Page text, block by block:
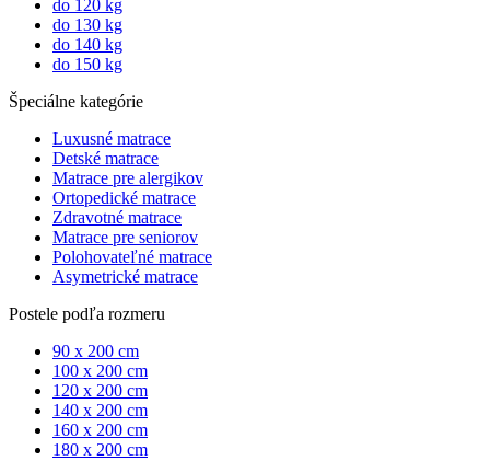
do 120 kg
do 130 kg
do 140 kg
do 150 kg
Špeciálne kategórie
Luxusné matrace
Detské matrace
Matrace pre alergikov
Ortopedické matrace
Zdravotné matrace
Matrace pre seniorov
Polohovateľné matrace
Asymetrické matrace
Postele podľa rozmeru
90 x 200 cm
100 x 200 cm
120 x 200 cm
140 x 200 cm
160 x 200 cm
180 x 200 cm